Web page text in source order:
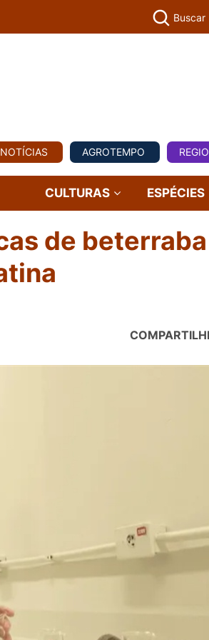
COMERCIAL AGROVIAGENS
Buscar
NOTÍCIAS AGROTEMPO
CULTURAS ESPÉCIES
de